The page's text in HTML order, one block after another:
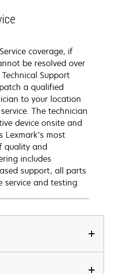
coverage, if
be resolved over
Support
a qualified
to your location
The technician
device onsite and
Lexmark’s most
quality and
includes
support, all parts
service and testing.